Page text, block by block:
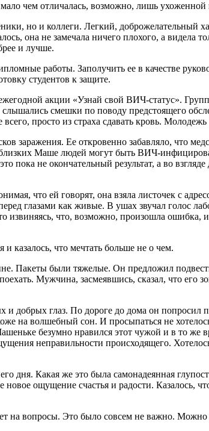
чем отличалась, возможно, лишь
но и коллеги. Легкий, доброжелательный
она не замечала ничего плохого, а видела
и лучше.
работы. Заполучить ее в качестве
студентов к защите.
акции «Узнай свой ВИЧ-статус».
смешки по поводу предстоящего
просто из страха сдавать кровь.
заражения. Ее откровенно забавляло, что
Маше людей могут быть ВИЧ-
пока не окончательный результат, а во
что ей говорят, она взяла листочек с
глазами как живые. В ушах звучал голос
извиняясь, что, возможно, произошла ошибка,
казалось, что мечтать больше не о чем.
Пакеты были тяжелые. Он предложил
Мужчина, засмеявшись, сказал, что его
добрых глаз. По дороге до дома он попросил
на волшебный сон. И просыпаться не
безумно нравился этот чужой и в то же
неправильности происходящего.
дня. Какая же это была самонадеянная
ощущение счастья и радости. Казалось,
на вопросы. Это было совсем не важно.